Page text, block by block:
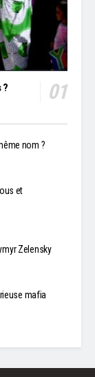
?
nom ?
et
Zelensky
mafia